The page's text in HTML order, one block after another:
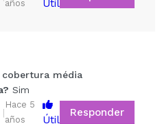
vídeo ou uma foto
Imagine isso...
años Útil
média
Sim
|
Hace 5
años
Útil
Responder